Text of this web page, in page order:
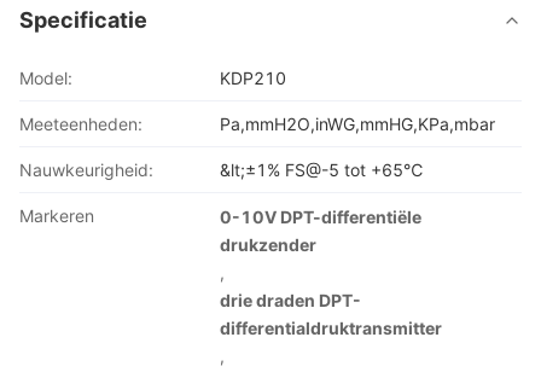
Specificatie
Model: KDP210
Meeteenheden: Pa,mmH2O,inWG,mmHG,KPa,mbar
Nauwkeurigheid: &lt;±1% FS@-5 tot +65℃
Markeren
0-10V DPT-differentiële
drukzender
,
drie draden DPT-
differentialdruktransmitter
,